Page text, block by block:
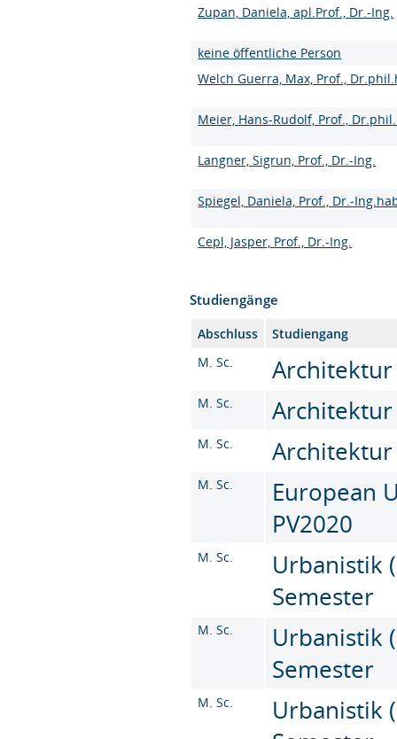
Zupan, Daniela, apl.Prof., Dr.-Ing.
keine öffentliche Person
Welch Guerra, Max, Prof.,
Meier, Hans-Rudolf, Prof.,
Langner, Sigrun, Prof., Dr.-Ing.
Spiegel, Daniela, Prof., Dr.-
Cepl, Jasper, Prof., Dr.-Ing.
Studiengänge
Abschluss
Studiengang
M. Sc.
Architektur
M. Sc. Architektur
M. Sc. Architektur
M. Sc.
European
PV2020
M. Sc.
Urbanistik
Semester
M. Sc.
Urbanistik
Semester
M. Sc.
Urbanistik